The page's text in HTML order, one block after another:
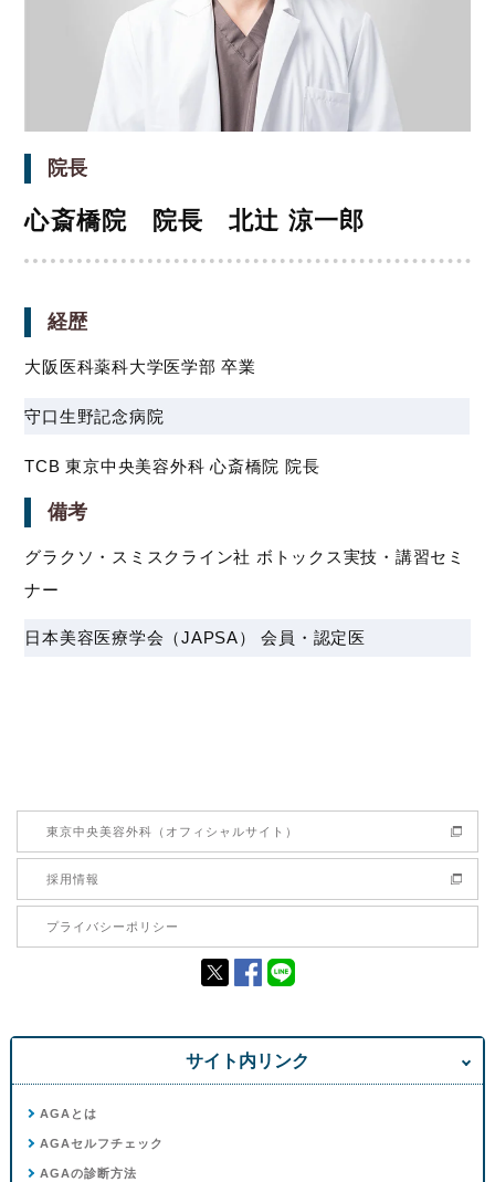
院長
心斎橋院 院長 北辻 涼一郎
経歴
大阪医科薬科大学医学部 卒業
守口生野記念病院
TCB 東京中央美容外科 心斎橋院 院長
備考
グラクソ・スミスクライン社 ボトックス実技・講習セミ
ナー
日本美容医療学会（JAPSA） 会員・認定医
東京中央美容外科（オフィシャルサイト）
採用情報
プライバシーポリシー
サイト内リンク
AGAとは
AGAセルフチェック
AGAの診断方法